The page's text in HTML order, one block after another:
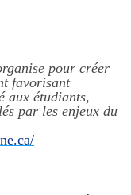
pour créer
favorisant
aux étudiants,
par les enjeux du